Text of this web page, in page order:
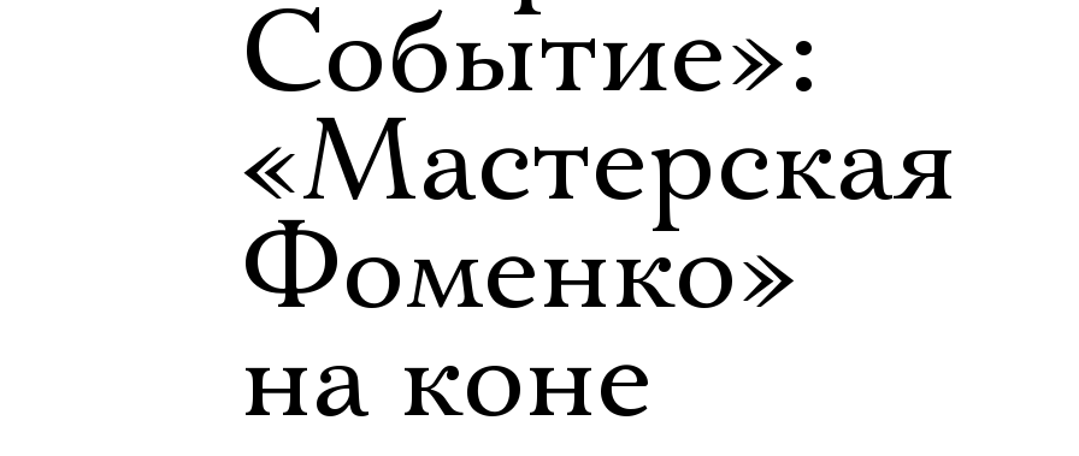
Владимир Максимов
Событие»:
«Мастерская
Фоменко»
на коне